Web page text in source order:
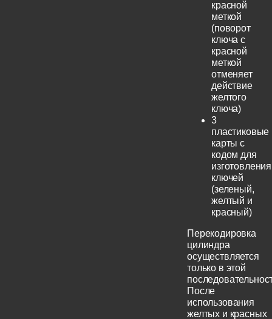
красной
меткой
(поворот
ключа с
красной
меткой
отменяет
действие
желтого
ключа)
3
пластиковые
карты с
кодом для
изготовления
ключей
(зеленый,
желтый и
красный)
Перекодировка
цилиндра
осуществляется
только в этой
После
использования
желтых и красных